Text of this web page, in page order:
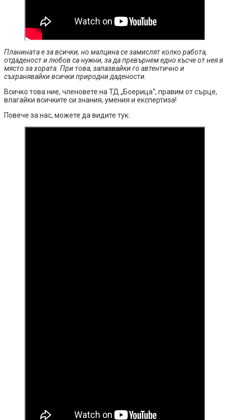
Планината е за всички, но малцина се замислят колко работа,
отдаденост и любов са нужни, за да превърнем едно късче от нея в
място за хората. При това, запазвайки го автентично и
съхранявайки всички природни дадености.
Всичко това ние, членовете на ТД „Боерица“, правим от сърце,
влагайки всичките си знания, умения и експертиза!
Повече за нас, можете да видите тук: